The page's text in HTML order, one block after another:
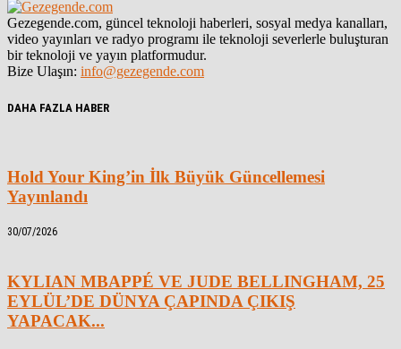
Gezegende.com, güncel teknoloji haberleri, sosyal medya kanalları,
video yayınları ve radyo programı ile teknoloji severlerle buluşturan
bir teknoloji ve yayın platformudur.
Bize Ulaşın: info@gezegende.com
DAHA FAZLA HABER
Hold Your King’in İlk Büyük Güncellemesi
Yayınlandı
30/07/2026
KYLIAN MBAPPÉ VE JUDE BELLINGHAM, 25
EYLÜL’DE DÜNYA ÇAPINDA ÇIKIŞ
YAPACAK...